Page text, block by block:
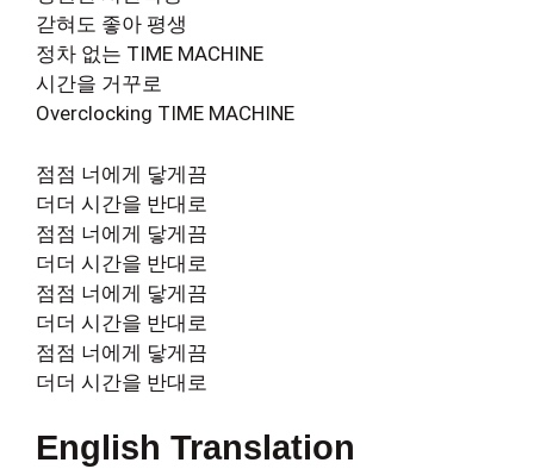
갇혀도 좋아 평생
정차 없는 TIME MACHINE
시간을 거꾸로
Overclocking TIME MACHINE
점점 너에게 닿게끔
더더 시간을 반대로
점점 너에게 닿게끔
더더 시간을 반대로
점점 너에게 닿게끔
더더 시간을 반대로
점점 너에게 닿게끔
더더 시간을 반대로
English Translation